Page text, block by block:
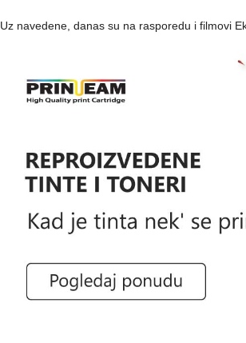
Uz navedene, danas su na rasporedu i filmovi